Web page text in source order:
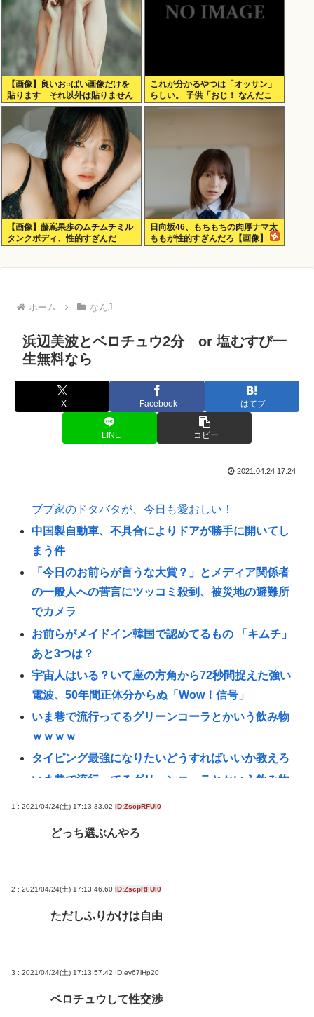
【画像】良いお○ぱい画像だけを
貼ります それ以外は貼りません
これが分かるやつは「オッサン」
らしい。 子供「おじ！ なんだこ
れは！」
【画像】藤嶌果歩のムチムチミル
タンクボディ、性的すぎんだ
日向坂46、もちもちの肉厚ナマ太
ももが性的すぎんだろ【画像】
ホーム なんJ
浜辺美波とベロチュウ2分 or 塩むすび一
生無料なら
X Facebook はてブ
LINE コピー
2021.04.24 17:24
ブブ家のドタバタが、今日も愛おしい！
中国製自動車、不具合によりドアが勝手に開いてし
まう件
「今日のお前らが言うな大賞？」とメディア関係者
の一般人への苦言にツッコミ殺到、被災地の避難所
でカメラ
お前らがメイドイン韓国で認めてるもの 「キムチ」
あと3つは？
宇宙人はいる？いて座の方角から72秒間捉えた強い
電波、50年間正体分からぬ「Wow！信号」
いま巷で流行ってるグリーンコーラとかいう飲み物
ｗｗｗｗ
タイピング最強になりたいどうすればいいか教えろ
いま巷で流行ってるグリーンコーラとかいう飲み物
れwww
い。じゃあ、何の要素を足せばいい？
1 : 2021/04/24(土) 17:13:33.02 ID:ZscpRFUI0
どっち選ぶんやろ
2 : 2021/04/24(土) 17:13:46.60 ID:ZscpRFUI0
ただしふりかけは自由
3 : 2021/04/24(土) 17:13:57.42 ID:ey67lHp20
ベロチュウして性交渉